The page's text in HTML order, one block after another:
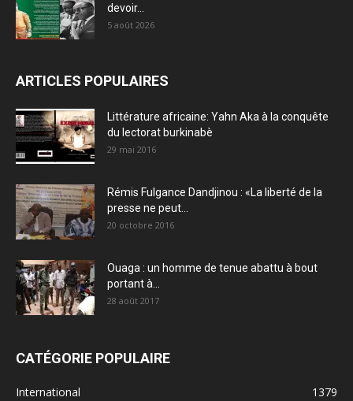
devoir...
5 août 2026
ARTICLES POPULAIRES
Littérature africaine: Yahn Aka à la conquête
du lectorat burkinabè
29 mai 2016
Rémis Fulgance Dandjinou : «La liberté de la
presse ne peut...
20 octobre 2016
Ouaga : un homme de tenue abattu à bout
portant à...
28 août 2017
CATÉGORIE POPULAIRE
International
1379